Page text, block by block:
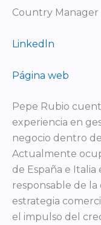
Country Manager
Linkedln
Página web
Pepe Rubio
experiencia en
negocio dentro
Actualmente
de España e Italia
responsable de
estrategia
el impulso del